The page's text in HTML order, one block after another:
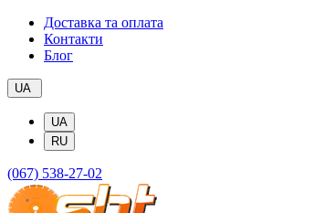
Доставка та оплата
Контакти
Блог
UA
UA
RU
(067) 538-27-02